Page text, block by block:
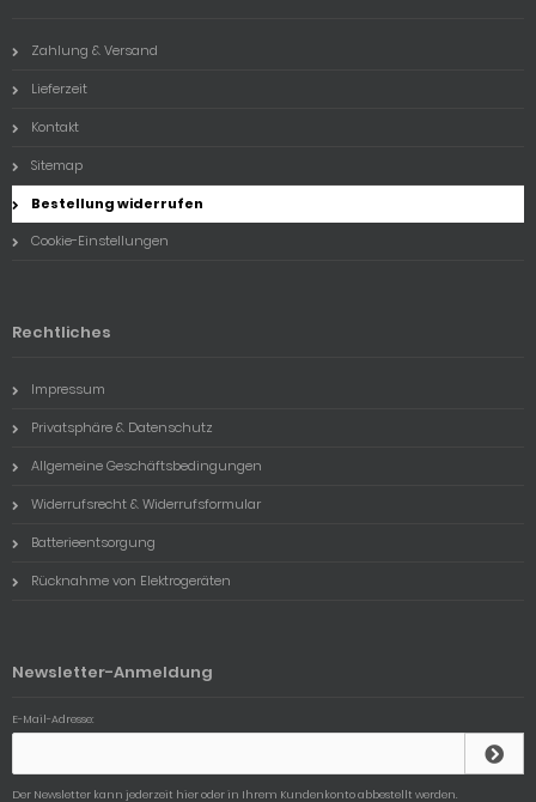
Zahlung & Versand
Lieferzeit
Kontakt
Sitemap
Bestellung widerrufen
Cookie-Einstellungen
Rechtliches
Impressum
Privatsphäre & Datenschutz
Allgemeine Geschäftsbedingungen
Widerrufsrecht & Widerrufsformular
Batterieentsorgung
Rücknahme von Elektrogeräten
Newsletter-Anmeldung
E-Mail-Adresse:
Der Newsletter kann jederzeit hier oder in Ihrem Kundenkonto abbestellt werden.